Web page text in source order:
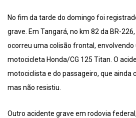
No fim da tarde do domingo foi
grave. Em Tangará, no km 82 da BR-
ocorreu uma colisão frontal, envolvendo
motocicleta Honda/CG 125 Titan. O
motociclista e do passageiro, que ainda
mas não resistiu.
Outro acidente grave em rodovia